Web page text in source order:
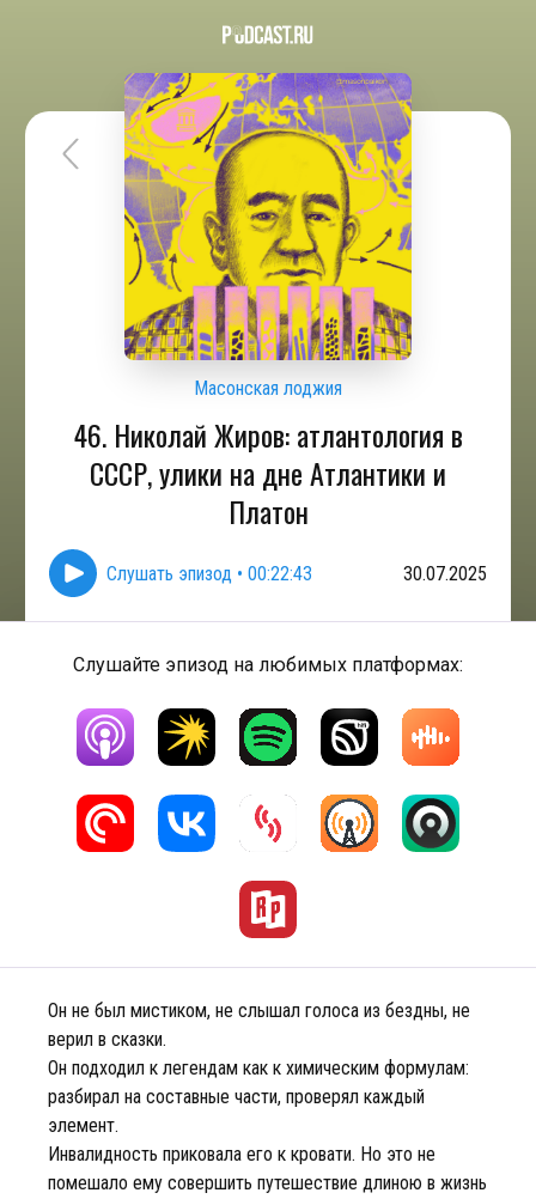
Масонская лоджия
46. Николай Жиров: атлантология в
СССР, улики на дне Атлантики и
Платон
Слушать эпизод • 00:22:43 30.07.2025
Слушайте эпизод на любимых платформах:
Он не был мистиком, не слышал голоса из бездны, не
верил в сказки.
Он подходил к легендам как к химическим формулам:
разбирал на составные части, проверял каждый
элемент.
Инвалидность приковала его к кровати. Но это не
помешало ему совершить путешествие длиною в жизнь